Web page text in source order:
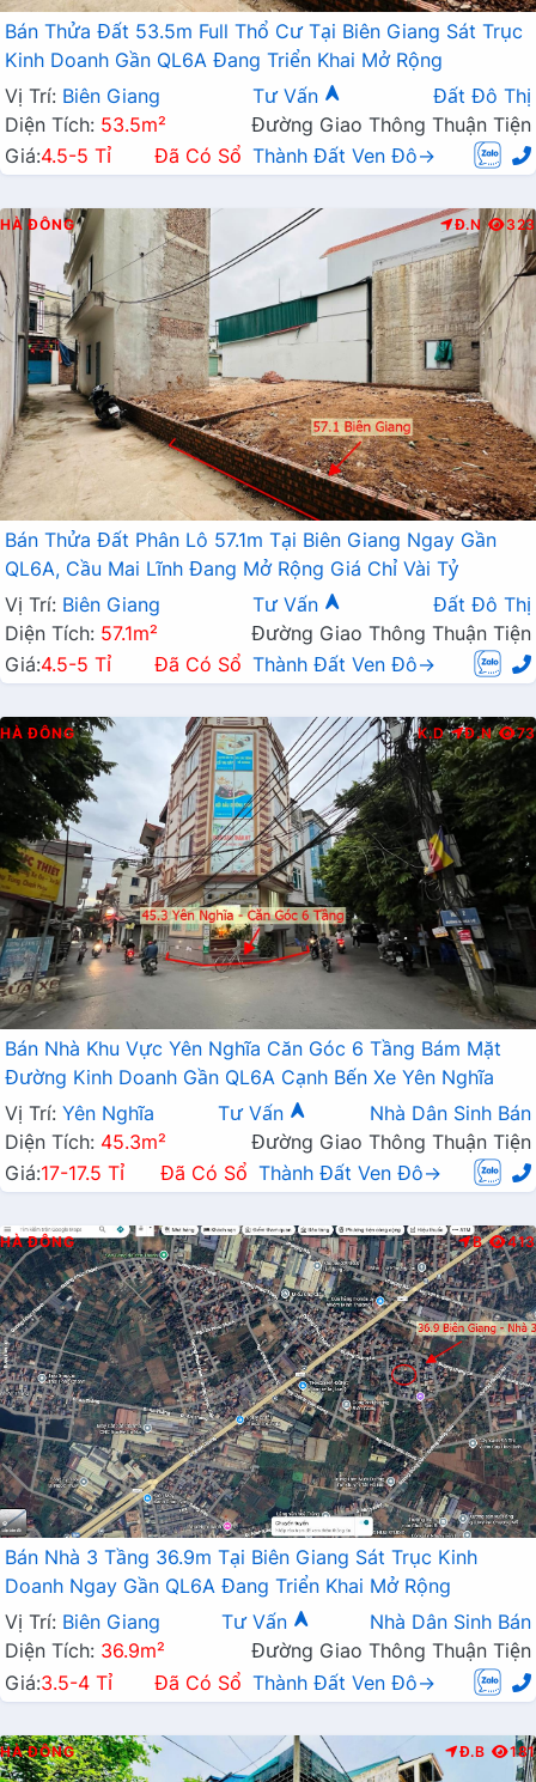
Bán Thửa Đất 53.5m Full Thổ Cư Tại Biên Giang Sát Trục
Kinh Doanh Gần QL6A Đang Triển Khai Mở Rộng
Vị Trí: Biên Giang Tư Vấn
Đất Đô Thị
Diện Tích: 53.5m²
Đường Giao Thông Thuận Tiện
Giá:4.5-5 Tỉ Đã Có Sổ Thành Đất Ven Đô→
HÀ ĐÔNG Đ.N 323
Bán Thửa Đất Phân Lô 57.1m Tại Biên Giang Ngay Gần
QL6A, Cầu Mai Lĩnh Đang Mở Rộng Giá Chỉ Vài Tỷ
Vị Trí: Biên Giang Tư Vấn
Đất Đô Thị
Diện Tích: 57.1m²
Đường Giao Thông Thuận Tiện
Giá:4.5-5 Tỉ Đã Có Sổ Thành Đất Ven Đô→
HÀ ĐÔNG K.D Đ.N 73
Bán Nhà Khu Vực Yên Nghĩa Căn Góc 6 Tầng Bám Mặt
Đường Kinh Doanh Gần QL6A Cạnh Bến Xe Yên Nghĩa
Vị Trí: Yên Nghĩa Tư Vấn
Nhà Dân Sinh Bán
Diện Tích: 45.3m²
Đường Giao Thông Thuận Tiện
Giá:17-17.5 Tỉ Đã Có Sổ Thành Đất Ven Đô→
HÀ ĐÔNG B 413
Bán Nhà 3 Tầng 36.9m Tại Biên Giang Sát Trục Kinh
Doanh Ngay Gần QL6A Đang Triển Khai Mở Rộng
Vị Trí: Biên Giang Tư Vấn
Nhà Dân Sinh Bán
Diện Tích: 36.9m²
Đường Giao Thông Thuận Tiện
Giá:3.5-4 Tỉ Đã Có Sổ Thành Đất Ven Đô→
HÀ ĐÔNG Đ.B 181